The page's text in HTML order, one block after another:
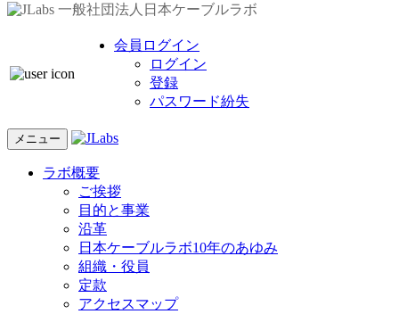
一般社団法人日本ケーブルラボ
会員ログイン
ログイン
登録
パスワード紛失
メニュー
ラボ概要
ご挨拶
目的と事業
沿革
日本ケーブルラボ10年のあゆみ
組織・役員
定款
アクセスマップ